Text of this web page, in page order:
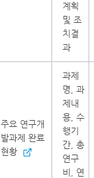
계획
및 조
치결
과
주요 연구개
발과제 완료
현황
과제
명, 과
제내
용, 수
행기
간, 총
연구
비, 연